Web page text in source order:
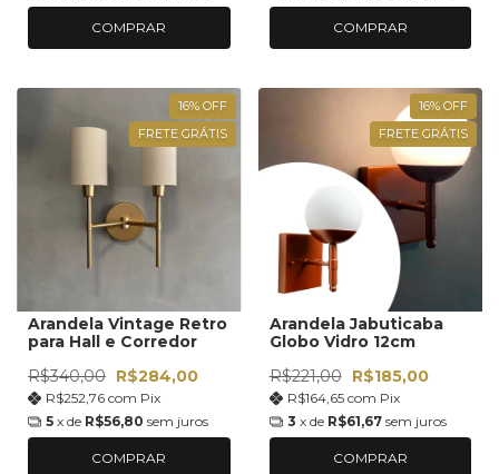
COMPRAR COMPRAR
16% OFF
FRETE GRÁTIS
Arandela Vintage Retro
para Hall e Corredor
R$340,00 R$284,00
R$252,76 com Pix
5 x de R$56,80 sem juros
COMPRAR
16% OFF
FRETE GRÁTIS
Arandela Jabuticaba
Globo Vidro 12cm
R$221,00 R$185,00
R$164,65 com Pix
3 x de R$61,67 sem juros
COMPRAR